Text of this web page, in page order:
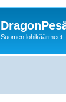
Suomen lohikäärmeet